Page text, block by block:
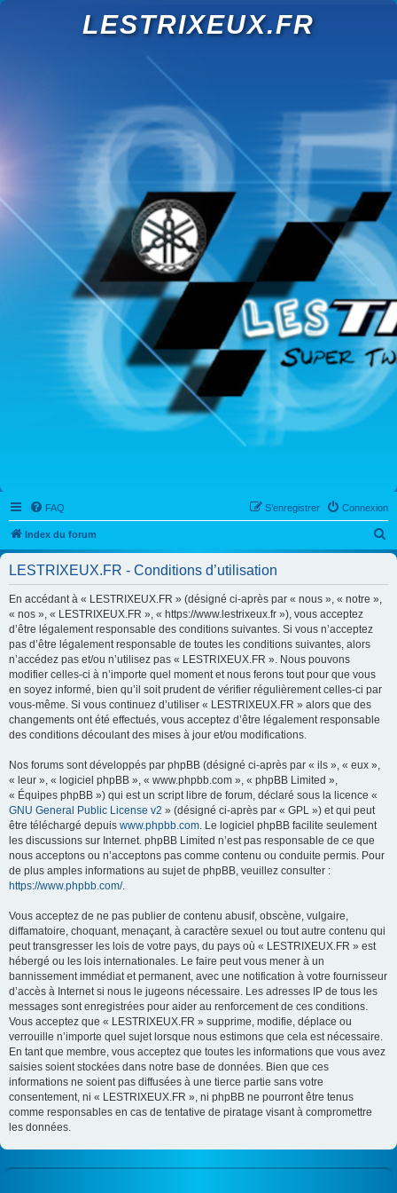
LESTRIXEUX.FR
FAQ Connexion
S’enregistrer
Index du forum
e
LESTRIXEUX.FR - Conditions d’utilisation
En accédant à « LESTRIXEUX.FR » (désigné ci-après par « nous », « notre »,
« nos », « LESTRIXEUX.FR », « https://www.lestrixeux.fr »), vous acceptez
d’être légalement responsable des conditions suivantes. Si vous n’acceptez
pas d’être légalement responsable de toutes les conditions suivantes, alors
n’accédez pas et/ou n’utilisez pas « LESTRIXEUX.FR ». Nous pouvons
modifier celles-ci à n’importe quel moment et nous ferons tout pour que vous
en soyez informé, bien qu’il soit prudent de vérifier régulièrement celles-ci par
vous-même. Si vous continuez d’utiliser « LESTRIXEUX.FR » alors que des
changements ont été effectués, vous acceptez d’être légalement responsable
des conditions découlant des mises à jour et/ou modifications.
Nos forums sont développés par phpBB (désigné ci-après par « ils », « eux »,
« leur », « logiciel phpBB », « www.phpbb.com », « phpBB Limited »,
« Équipes phpBB ») qui est un script libre de forum, déclaré sous la licence «
GNU General Public License v2 » (désigné ci-après par « GPL ») et qui peut
être téléchargé depuis www.phpbb.com. Le logiciel phpBB facilite seulement
les discussions sur Internet. phpBB Limited n’est pas responsable de ce que
nous acceptons ou n’acceptons pas comme contenu ou conduite permis. Pour
de plus amples informations au sujet de phpBB, veuillez consulter :
https://www.phpbb.com/.
Vous acceptez de ne pas publier de contenu abusif, obscène, vulgaire,
diffamatoire, choquant, menaçant, à caractère sexuel ou tout autre contenu qui
peut transgresser les lois de votre pays, du pays où « LESTRIXEUX.FR » est
hébergé ou les lois internationales. Le faire peut vous mener à un
bannissement immédiat et permanent, avec une notification à votre fournisseur
d’accès à Internet si nous le jugeons nécessaire. Les adresses IP de tous les
messages sont enregistrées pour aider au renforcement de ces conditions.
Vous acceptez que « LESTRIXEUX.FR » supprime, modifie, déplace ou
verrouille n’importe quel sujet lorsque nous estimons que cela est nécessaire.
En tant que membre, vous acceptez que toutes les informations que vous avez
saisies soient stockées dans notre base de données. Bien que ces
informations ne soient pas diffusées à une tierce partie sans votre
consentement, ni « LESTRIXEUX.FR », ni phpBB ne pourront être tenus
comme responsables en cas de tentative de piratage visant à compromettre
les données.